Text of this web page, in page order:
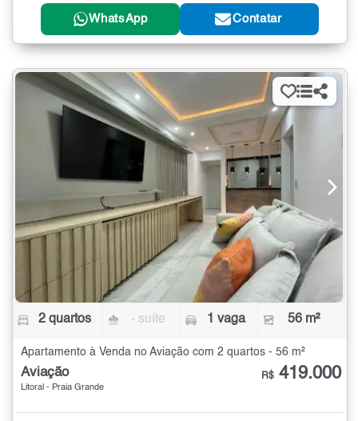
WhatsApp Contatar
2 quartos - suíte 1 vaga 56 m²
Apartamento à Venda no Aviação com 2 quartos - 56 m²
Aviação
Litoral - Praia Grande
R$ 419.000